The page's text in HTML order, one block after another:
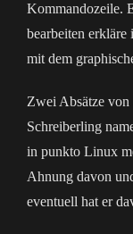
Kommandozeile.
bearbeiten
mit dem
Zwei Absätze von
Schreiberling
in punkto Linux
Ahnung davon
eventuell hat er